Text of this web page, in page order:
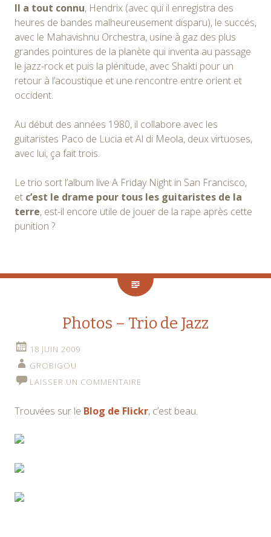
Il a tout connu, Hendrix (avec qui il enregistra des
heures de bandes malheureusement disparu), le succés,
avec le Mahavishnu Orchestra, usine à gaz des plus
grandes pointures de la planète qui inventa au passage
le jazz-rock et puis la plénitude, avec Shakti pour un
retour à l’acoustique et une rencontre entre orient et
occident.
Au début des années 1980, il collabore avec les
guitaristes Paco de Lucia et Al di Meola, deux virtuoses,
avec lui, ça fait trois.
Le trio sort l’album live A Friday Night in San Francisco,
et c’est le drame pour tous les guitaristes de la
terre, est-il encore utile de jouer de la rape après cette
punition ?
Photos – Trio de Jazz
18 JUIN 2009
GROBIGOU
LAISSER UN COMMENTAIRE
Trouvées sur le Blog de Flickr, c’est beau.